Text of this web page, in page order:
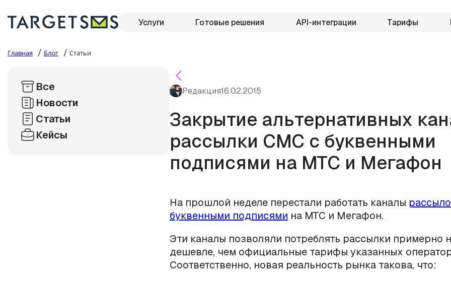
Услуги Готовые решения API-интеграции Тарифы
Главная / Блог / Статьи
Все
Новости
Статьи
Кейсы
Редакция16.02.2015
Закрытие альтернативных
рассылки СМС с буквенными
подписями на МТС и Мегафон
На прошлой неделе перестали работать каналы
буквенными подписями на МТС и Мегафон.
Эти каналы позволяли потреблять рассылки примерно
дешевле, чем официальные тарифы указанных
Соответственно, новая реальность рынка такова, что: